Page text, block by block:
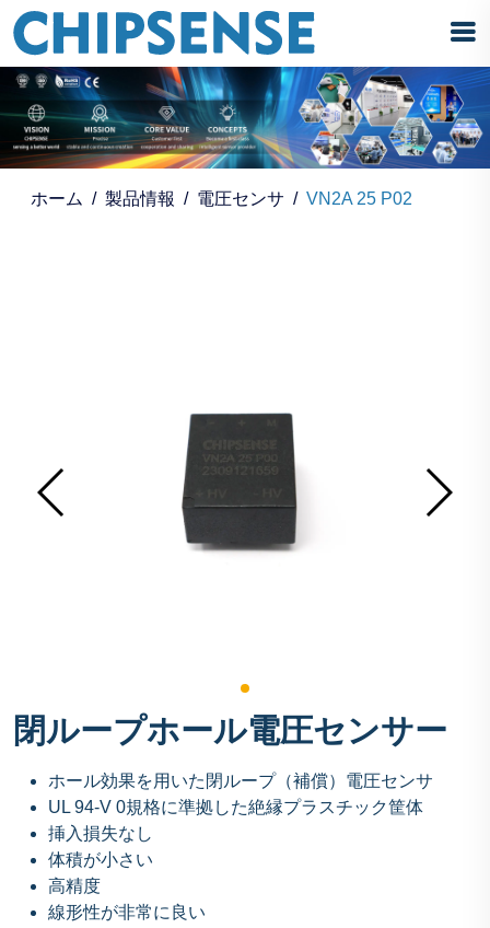
ホーム 製品情報 電圧センサ VN2A 25 P02
閉ループホール電圧センサー
ホール効果を用いた閉ループ（補償）電圧センサ
UL 94-V 0規格に準拠した絶縁プラスチック筐体
挿入損失なし
体積が小さい
高精度
線形性が非常に良い